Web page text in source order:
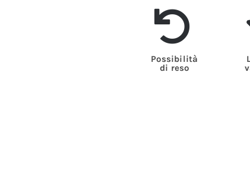
Possibilità
di reso